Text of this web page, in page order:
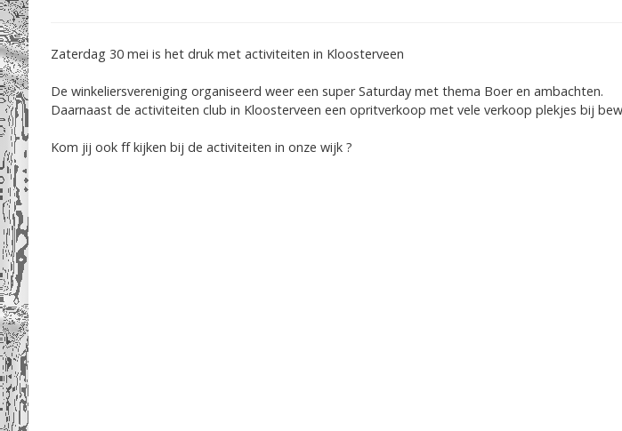
Zaterdag 30 mei is het druk met activiteiten in Kloosterveen
De winkeliersvereniging organiseerd weer een super Saturday met thema Boer en ambachten.
Daarnaast de activiteiten club in Kloosterveen een opritverkoop met vele verkoop plekjes bij
Kom jij ook ff kijken bij de activiteiten in onze wijk ?